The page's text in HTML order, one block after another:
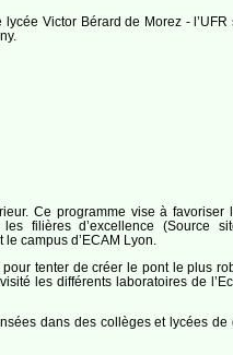
Victor Bérard de Morez - l’UFR
Ce programme vise à favoriser
filières d’excellence (Source
campus d’ECAM Lyon.
tenter de créer le pont le plus
les différents laboratoires de
dans des collèges et lycées de